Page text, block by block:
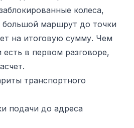
колеса,
большой маршрут до точки
на итоговую сумму. Чем
в первом разговоре,
транспортного
подачи до адреса